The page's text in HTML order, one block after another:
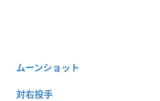
ムーンショット
対右投手